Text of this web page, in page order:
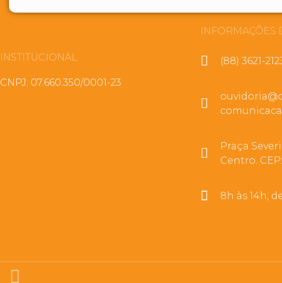
INSTITUCIONAL
CNPJ: 07.660.350/0001-23
INFORMAÇÕES
(88) 3621-
Praça
Centro.
8h às 14h,